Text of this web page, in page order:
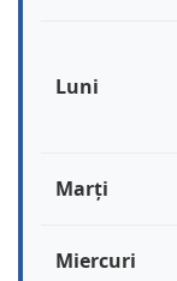
Luni
Marți
Miercuri